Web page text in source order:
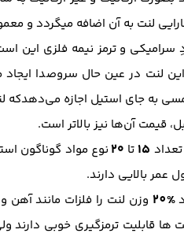
لنت به آن اضافه میگردد و
سرامیکی و ترمز نیمه فلزی این
لنت در عین حال سروصدا
به جای استیل اجازه می‌دهدکه
قیمت آن‌ها نیز بالاتر است.
۱۵تا ۲۰نوع مواد گوناگون
بالایی دارند.
%20
وزن لنت را فلزات مانند
ها قابلیت ترمزگیری خوبی دارند